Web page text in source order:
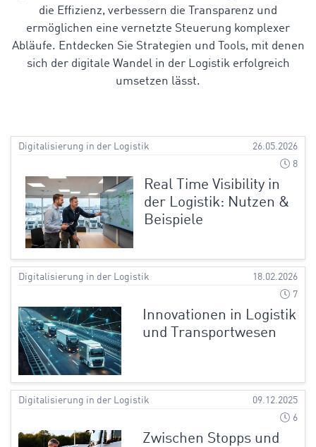
die Effizienz, verbessern die Transparenz und
ermöglichen eine vernetzte Steuerung komplexer
Abläufe. Entdecken Sie Strategien und Tools, mit denen
sich der digitale Wandel in der Logistik erfolgreich
umsetzen lässt.
Digitalisierung in der Logistik
26.05.2026
8
Real Time Visibility in
der Logistik: Nutzen &
Beispiele
Digitalisierung in der Logistik
18.02.2026
7
Innovationen in Logistik
und Transportwesen
Digitalisierung in der Logistik
09.12.2025
6
Zwischen Stopps und